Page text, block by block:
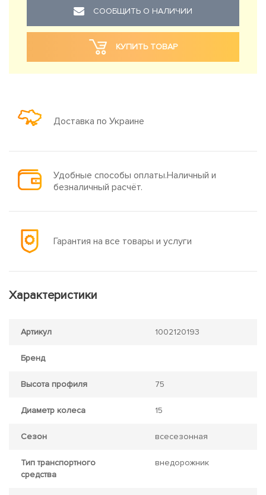
СООБЩИТЬ О НАЛИЧИИ
КУПИТЬ ТОВАР
Доставка по Украине
Удобные способы оплаты.Наличный и
безналичный расчёт.
Гарантия на все товары и услуги
Характеристики
Артикул 1002120193
Бренд
Высота профиля 75
Диаметр колеса 15
Сезон всесезонная
Тип транспортного
средства
внедорожник